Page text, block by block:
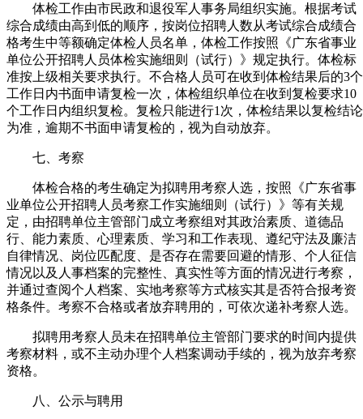
体检工作由市民政和退役军人事务局组织实施。根据考试
综合成绩由高到低的顺序，按岗位招聘人数从考试综合成绩合
格考生中等额确定体检人员名单，体检工作按照《广东省事业
单位公开招聘人员体检实施细则（试行）》规定执行。体检标
准按上级相关要求执行。不合格人员可在收到体检结果后的3个
工作日内书面申请复检一次，体检组织单位在收到复检要求10
个工作日内组织复检。复检只能进行1次，体检结果以复检结论
为准，逾期不书面申请复检的，视为自动放弃。
七、考察
体检合格的考生确定为拟聘用考察人选，按照《广东省事
业单位公开招聘人员考察工作实施细则（试行）》等有关规
定，由招聘单位主管部门成立考察组对其政治素质、道德品
行、能力素质、心理素质、学习和工作表现、遵纪守法及廉洁
自律情况、岗位匹配度、是否存在需要回避的情形、个人征信
情况以及人事档案的完整性、真实性等方面的情况进行考察，
并通过查阅个人档案、实地考察等方式核实其是否符合报考资
格条件。考察不合格或者放弃聘用的，可依次递补考察人选。
拟聘用考察人员未在招聘单位主管部门要求的时间内提供
考察材料，或不主动办理个人档案调动手续的，视为放弃考察
资格。
八、公示与聘用